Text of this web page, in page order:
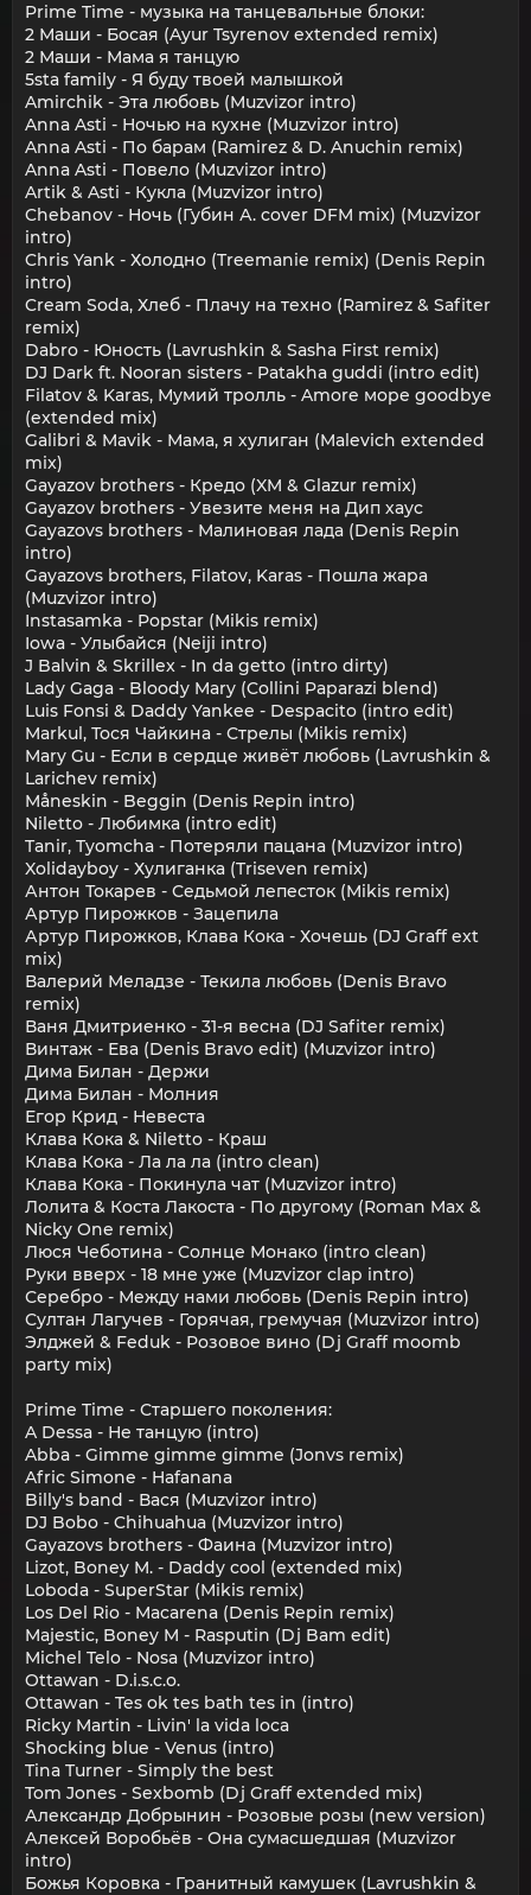
Prime Time - музыка на танцевальные блоки:
2 Маши - Босая (Ayur Tsyrenov extended remix)
2 Маши - Мама я танцую
5sta family - Я буду твоей малышкой
Amirchik - Эта любовь (Muzvizor intro)
Anna Asti - Ночью на кухне (Muzvizor intro)
Anna Asti - По барам (Ramirez & D. Anuchin remix)
Anna Asti - Повело (Muzvizor intro)
Artik & Asti - Кукла (Muzvizor intro)
Chebanov - Ночь (Губин А. cover DFM mix) (Muzvizor
intro)
Chris Yank - Холодно (Treemanie remix) (Denis Repin
intro)
Cream Soda, Хлеб - Плачу на техно (Ramirez & Safiter
remix)
Dabro - Юность (Lavrushkin & Sasha First remix)
DJ Dark ft. Nooran sisters - Patakha guddi (intro edit)
Filatov & Karas, Мумий тролль - Amore море goodbye
(extended mix)
Galibri & Mavik - Мама, я хулиган (Malevich extended
mix)
Gayazov brothers - Кредо (XM & Glazur remix)
Gayazov brothers - Увезите меня на Дип хаус
Gayazovs brothers - Малиновая лада (Denis Repin
intro)
Gayazovs brothers, Filatov, Karas - Пошла жара
(Muzvizor intro)
Instasamka - Popstar (Mikis remix)
Iowa - Улыбайся (Neiji intro)
J Balvin & Skrillex - In da getto (intro dirty)
Lady Gaga - Bloody Mary (Collini Paparazi blend)
Luis Fonsi & Daddy Yankee - Despacito (intro edit)
Markul, Тося Чайкина - Стрелы (Mikis remix)
Mary Gu - Если в сердце живёт любовь (Lavrushkin &
Larichev remix)
Måneskin - Beggin (Denis Repin intro)
Niletto - Любимка (intro edit)
Tanir, Tyomcha - Потеряли пацана (Muzvizor intro)
Xolidayboy - Хулиганка (Triseven remix)
Антон Токарев - Седьмой лепесток (Mikis remix)
Артур Пирожков - Зацепила
Артур Пирожков, Клава Кока - Хочешь (DJ Graff ext
mix)
Валерий Меладзе - Текила любовь (Denis Bravo
remix)
Ваня Дмитриенко - 31-я весна (DJ Safiter remix)
Винтаж - Ева (Denis Bravo edit) (Muzvizor intro)
Дима Билан - Держи
Дима Билан - Молния
Егор Крид - Невеста
Клава Кока & Niletto - Краш
Клава Кока - Ла ла ла (intro clean)
Клава Кока - Покинула чат (Muzvizor intro)
Лолита & Коста Лакоста - По другому (Roman Max &
Nicky One remix)
Люся Чеботина - Солнце Монако (intro clean)
Руки вверх - 18 мне уже (Muzvizor clap intro)
Серебро - Между нами любовь (Denis Repin intro)
Султан Лагучев - Горячая, гремучая (Muzvizor intro)
Элджей & Feduk - Розовое вино (Dj Graff moomb
party mix)
Prime Time - Старшего поколения:
A Dessa - Не танцую (intro)
Abba - Gimme gimme gimme (Jonvs remix)
Afric Simone - Hafanana
Billy's band - Вася (Muzvizor intro)
DJ Bobo - Chihuahua (Muzvizor intro)
Gayazovs brothers - Фаина (Muzvizor intro)
Lizot, Boney M. - Daddy cool (extended mix)
Loboda - SuperStar (Mikis remix)
Los Del Rio - Macarena (Denis Repin remix)
Majestic, Boney M - Rasputin (Dj Bam edit)
Michel Telo - Nosa (Muzvizor intro)
Ottawan - D.i.s.c.o.
Ottawan - Tes ok tes bath tes in (intro)
Ricky Martin - Livin' la vida loca
Shocking blue - Venus (intro)
Tina Turner - Simply the best
Tom Jones - Sexbomb (Dj Graff extended mix)
Александр Добрынин - Розовые розы (new version)
Алексей Воробьёв - Она сумасшедшая (Muzvizor
intro)
Божья Коровка - Гранитный камушек (Lavrushkin &